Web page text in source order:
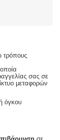
τρόπους
σας σε
μεταφορών
όγκου